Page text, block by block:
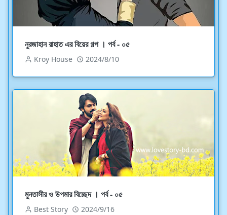
নুরজাহান রাহাত এর বিয়ের গল্প । পর্ব - ০৫
Kroy House 2024/8/10
মুনতাসীর ও উপমার বিচ্ছেদ । পর্ব - ০৫
Best Story 2024/9/16